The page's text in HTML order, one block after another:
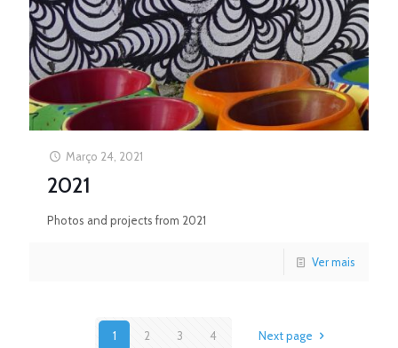
Março 24, 2021
2021
Photos and projects from 2021
Ver mais
1 2 3 4 Next page